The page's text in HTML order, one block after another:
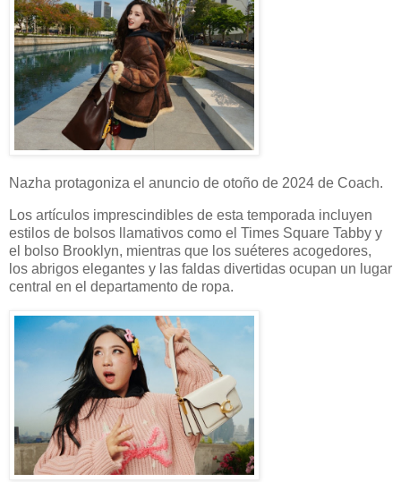
Nazha protagoniza el anuncio de otoño de 2024 de Coach.
Los artículos imprescindibles de esta temporada incluyen
estilos de bolsos llamativos como el Times Square Tabby y
el bolso Brooklyn, mientras que los suéteres acogedores,
los abrigos elegantes y las faldas divertidas ocupan un lugar
central en el departamento de ropa.